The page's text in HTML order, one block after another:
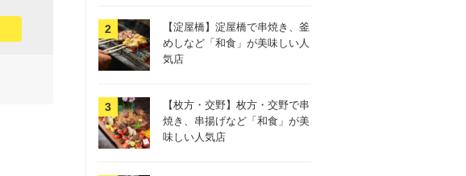
【淀屋橋】淀屋橋で串焼き、釜
めしなど「和食」が美味しい人
気店
【枚方・交野】枚方・交野で串
焼き、串揚げなど「和食」が美
味しい人気店